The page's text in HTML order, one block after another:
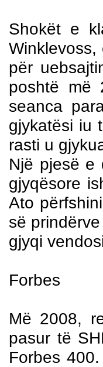
Shokët e
për
poshtë më
seanca
gjykatësi iu
rasti u
Një pjesë e
gjyqësore
Ato
së
gjyqi
Forbes
Më 2008,
pasur të
Forbes